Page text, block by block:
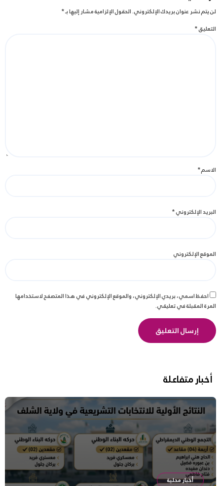
لن يتم نشر عنوان بريدك الإلكتروني.الحقول الإلزامية مشار إليها بـ*
التعليق*
الاسم*
البريد الإلكتروني*
الموقع الإلكتروني
احفظ اسمي، بريدي الإلكتروني، والموقع الإلكتروني في هذا المتصفح لاستخدامها
المرة المقبلة في تعليقي.
أخبار متفاعلة
أخبار محلية